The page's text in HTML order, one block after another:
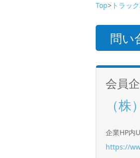
Top> トラッ
問い
会員
（
企業HP内
https://